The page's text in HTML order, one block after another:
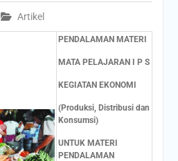
Artikel
PENDALAMAN MATERI
MATA PELAJARAN I P S
KEGIATAN EKONOMI
(Produksi, Distribusi dan
Konsumsi)
UNTUK MATERI
PENDALAMAN